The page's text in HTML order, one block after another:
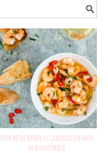
Voor bij de borrel // Garnalen gebakken
in knoflookolie